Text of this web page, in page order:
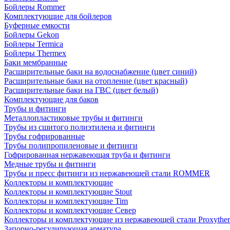
Бойлеры Rommer
Комплектующие для бойлеров
Буферные емкости
Бойлеры Gekon
Бойлеры Termica
Бойлеры Thermex
Баки мембранные
Расширительные баки на водоснабжение (цвет синий)
Расширительные баки на отопление (цвет красный)
Расширительные баки на ГВС (цвет белый)
Комплектующие для баков
Трубы и фитинги
Металлопластиковые трубы и фитинги
Трубы из сшитого полиэтилена и фитинги
Трубы гофрированные
Трубы полипропиленовые и фитинги
Гофрированная нержавеющая труба и фитинги
Медные трубы и фитинги
Трубы и пресс фитинги из нержавеющей стали ROMMER
Коллекторы и комплектующие
Коллекторы и комплектующие Stout
Коллекторы и комплектующие Tim
Коллекторы и комплектующие Север
Коллекторы и комплектующие из нержавеющей стали